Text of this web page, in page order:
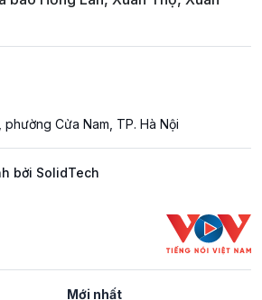
Cửa Nam, TP. Hà Nội
bởi SolidTech
Mới nhất